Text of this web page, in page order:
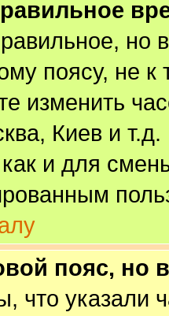
но
поясу, не
изменить
Киев и
и для
пояс, но
что указали